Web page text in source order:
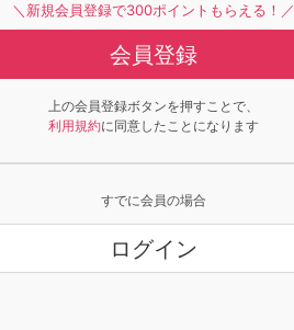
＼新規会員登録で300ポイントもらえる！／
会員登録
上の会員登録ボタンを押すことで、
利用規約に同意したことになります
すでに会員の場合
ログイン